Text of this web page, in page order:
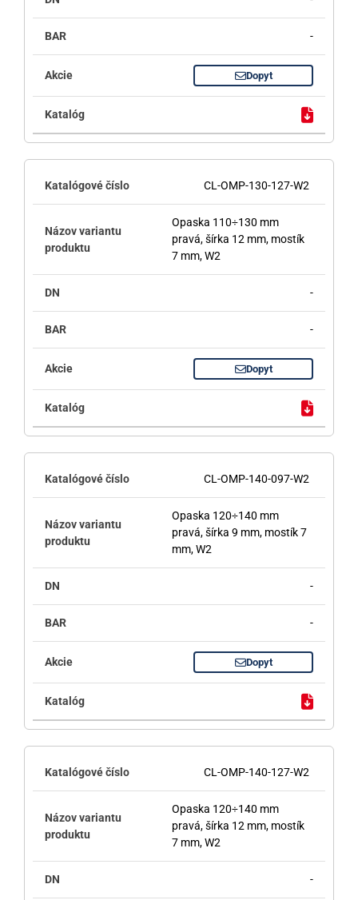
-
Dopyt
CL-OMP-130-127-W2
Opaska 110÷130 mm
pravá, šírka 12 mm, mostík
7 mm, W2
-
-
Dopyt
CL-OMP-140-097-W2
Opaska 120÷140 mm
pravá, šírka 9 mm, mostík 7
mm, W2
-
-
Dopyt
CL-OMP-140-127-W2
Opaska 120÷140 mm
pravá, šírka 12 mm, mostík
7 mm, W2
-